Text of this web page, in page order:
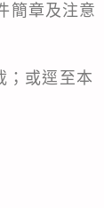
簡章及注意
；或逕至本